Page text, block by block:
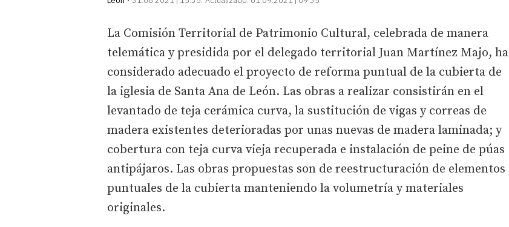
La Comisión Territorial de Patrimonio Cultural, celebrada de manera
telemática y presidida por el delegado territorial Juan Martínez Majo, ha
considerado adecuado el proyecto de reforma puntual de la cubierta de
la iglesia de Santa Ana de León. Las obras a realizar consistirán en el
levantado de teja cerámica curva, la sustitución de vigas y correas de
madera existentes deterioradas por unas nuevas de madera laminada; y
cobertura con teja curva vieja recuperada e instalación de peine de púas
antipájaros. Las obras propuestas son de reestructuración de elementos
puntuales de la cubierta manteniendo la volumetría y materiales
originales.